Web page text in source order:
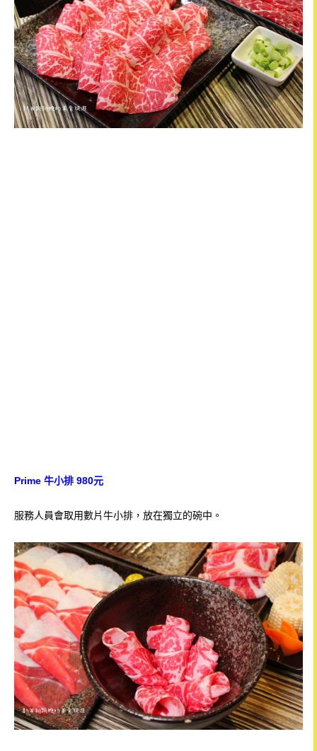
Prime 牛小排 980元
服務人員會取用數片牛小排，放在獨立的碗中。